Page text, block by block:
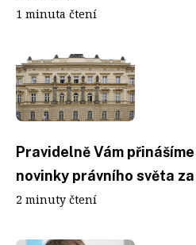
1 minuta čtení
Pravidelně Vám
novinky právního světa
2 minuty čtení